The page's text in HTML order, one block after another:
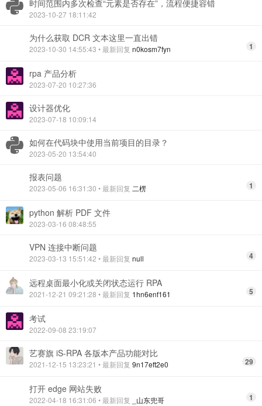
时间范围内多次检查“元素是否存在”，流程便捷容错
2023-10-27 18:11:42
为什么获取 DCR 文本这里一直出错
2023-10-30 14:55:43 • 最新回复 n0kosm7fyn 1
rpa 产品分析
2023-07-20 10:27:36
设计器优化
2023-07-18 10:09:14
如何在代码块中使用当前项目的目录？
2023-05-20 13:54:40
报表问题
2023-05-06 16:31:30 • 最新回复 二楞 1
python 解析 PDF 文件
2023-03-16 08:48:55
VPN 连接中断问题
2023-03-13 15:51:42 • 最新回复 null 4
远程桌面最小化或关闭状态运行 RPA
2021-12-21 09:21:28 • 最新回复 1hn6enf161 5
考试
2022-09-08 23:19:07
艺赛旗 iS-RPA 各版本产品功能对比
2021-12-15 13:23:21 • 最新回复 9n17eft2e0 29
打开 edge 网站失败
2022-04-18 16:31:06 • 最新回复 _山东兜哥 1